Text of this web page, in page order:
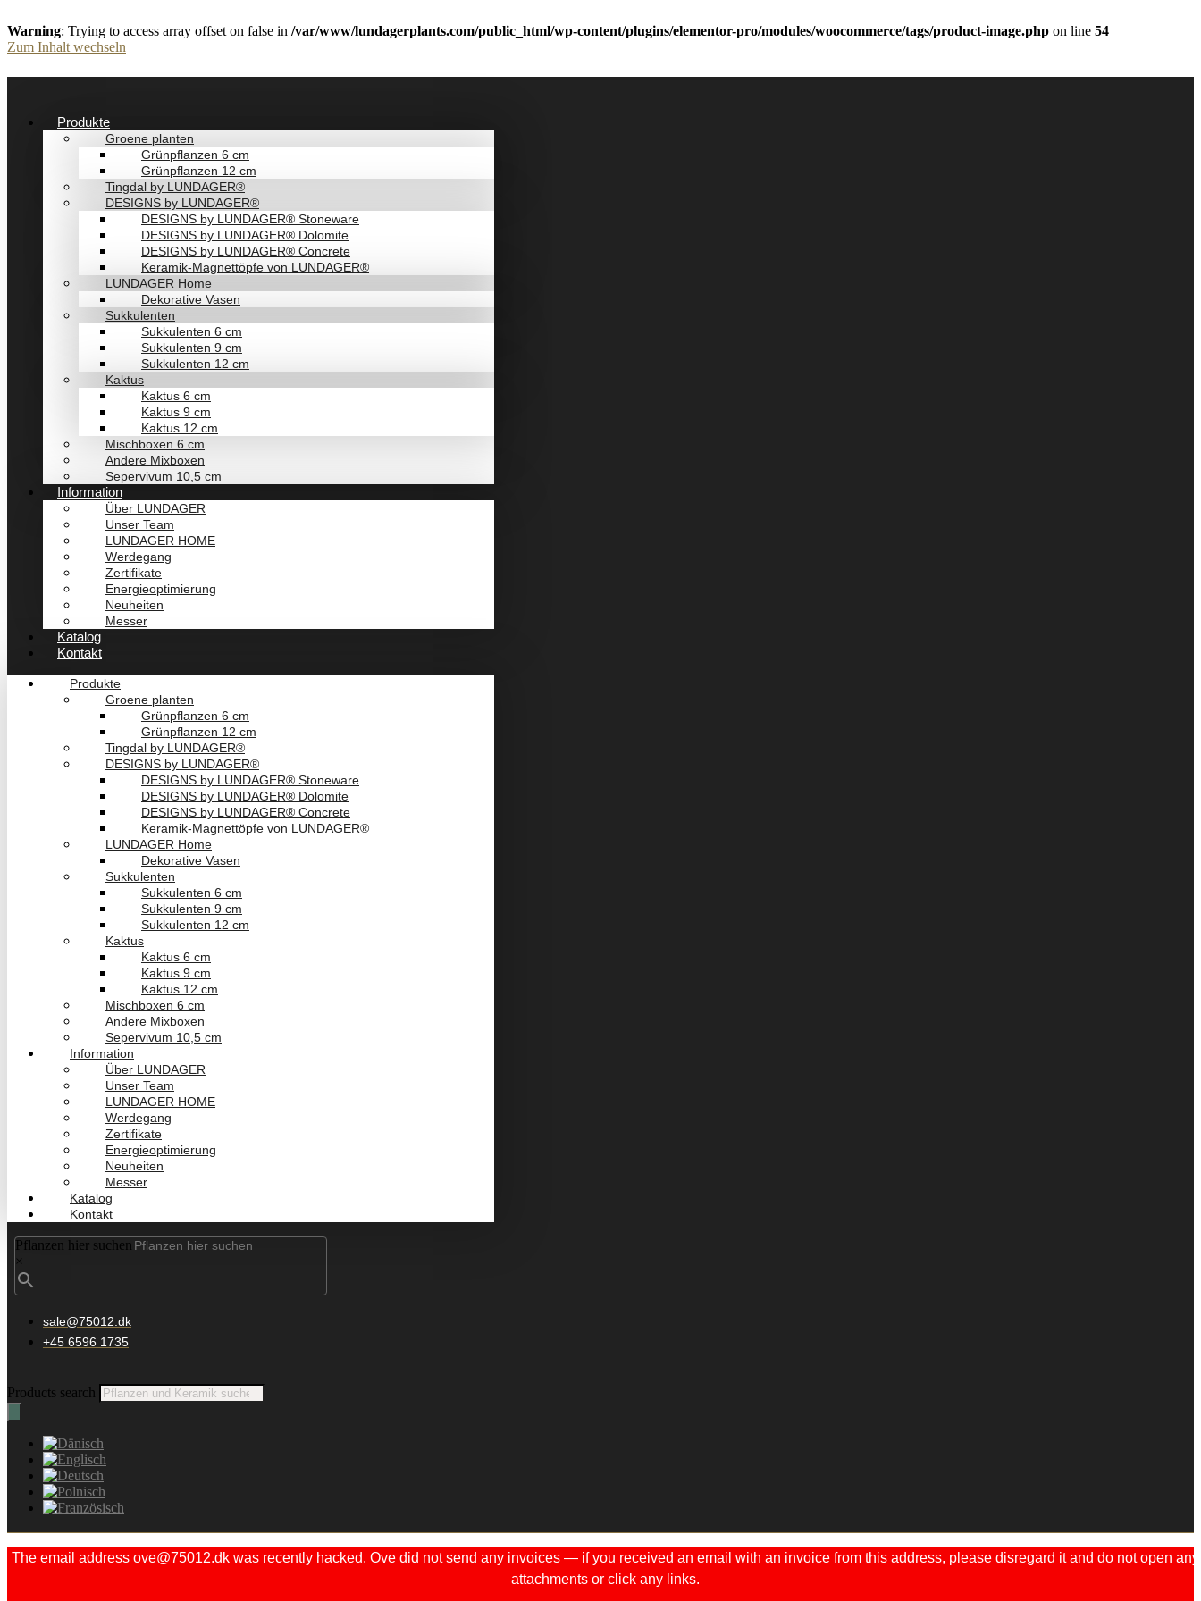
Warning: Trying to access array offset on false in /var/www/lundagerplants.com/public_html/wp-content/plugins/elementor-pro/modules/woocommerce/tags/product-image.php on line 54
Zum Inhalt wechseln
Produkte
Groene planten
Grünpflanzen 6 cm
Grünpflanzen 12 cm
Tingdal by LUNDAGER®
DESIGNS by LUNDAGER®
DESIGNS by LUNDAGER® Stoneware
DESIGNS by LUNDAGER® Dolomite
DESIGNS by LUNDAGER® Concrete
Keramik-Magnettöpfe von LUNDAGER®
LUNDAGER Home
Dekorative Vasen
Sukkulenten
Sukkulenten 6 cm
Sukkulenten 9 cm
Sukkulenten 12 cm
Kaktus
Kaktus 6 cm
Kaktus 9 cm
Kaktus 12 cm
Mischboxen 6 cm
Andere Mixboxen
Sepervivum 10,5 cm
Information
Über LUNDAGER
Unser Team
LUNDAGER HOME
Werdegang
Zertifikate
Energieoptimierung
Neuheiten
Messer
Katalog
Kontakt
Produkte
Groene planten
Grünpflanzen 6 cm
Grünpflanzen 12 cm
Tingdal by LUNDAGER®
DESIGNS by LUNDAGER®
DESIGNS by LUNDAGER® Stoneware
DESIGNS by LUNDAGER® Dolomite
DESIGNS by LUNDAGER® Concrete
Keramik-Magnettöpfe von LUNDAGER®
LUNDAGER Home
Dekorative Vasen
Sukkulenten
Sukkulenten 6 cm
Sukkulenten 9 cm
Sukkulenten 12 cm
Kaktus
Kaktus 6 cm
Kaktus 9 cm
Kaktus 12 cm
Mischboxen 6 cm
Andere Mixboxen
Sepervivum 10,5 cm
Information
Über LUNDAGER
Unser Team
LUNDAGER HOME
Werdegang
Zertifikate
Energieoptimierung
Neuheiten
Messer
Katalog
Kontakt
Pflanzen hier suchen
×
sale@75012.dk
+45 6596 1735
Products search
The email address ove@75012.dk was recently hacked. Ove did not send any invoices — if you received an email with an invoice from this address, please disregard it and do not open any
attachments or click any links.